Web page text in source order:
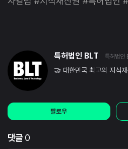
특허법인 BLT 특허법인
🤝 대한민국 최고의 지식
팔로우
댓글 0